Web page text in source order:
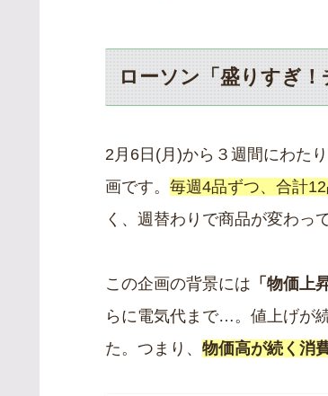
ローソン「盛りすぎ
2月6日(月)から３週間にわたり
画です。 毎週4品ずつ、合計
く、週替わりで商品が変わっ
この企画の背景には 「物価上
らに電気代まで…。値上げが続
た。つまり、 物価高が続く消